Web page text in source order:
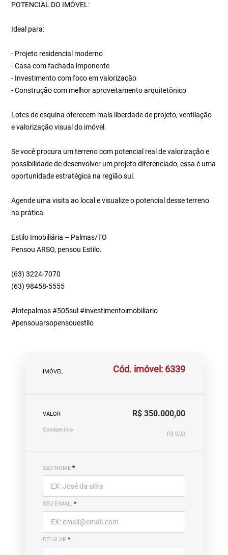
POTENCIAL DO IMÓVEL:
Ideal para:
- Projeto residencial moderno
- Casa com fachada imponente
- Investimento com foco em valorização
- Construção com melhor aproveitamento arquitetônico
Lotes de esquina oferecem mais liberdade de projeto, ventilação
e valorização visual do imóvel.
Se você procura um terreno com potencial real de valorização e
possibilidade de desenvolver um projeto diferenciado, essa é uma
oportunidade estratégica na região sul.
Agende uma visita ao local e visualize o potencial desse terreno
na prática.
Estilo Imobiliária – Palmas/TO
Pensou ARSO, pensou Estilo.
(63) 3224-7070
(63) 98458-5555
#lotepalmas #505sul #investimentoimobiliario
#pensouarsopensouestilo
IMÓVEL Cód. imóvel: 6339
VALOR R$ 350.000,00
Condomínio
R$ 0,00
SEU NOME *
SEU E-MAIL *
CELULAR *